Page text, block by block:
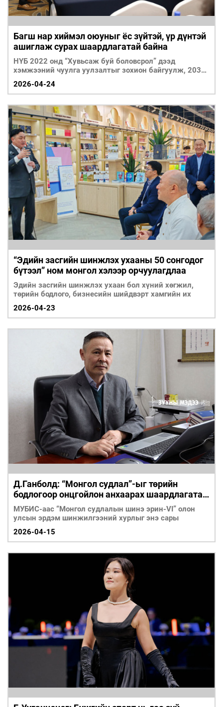
Багш нар хиймэл оюуныг ёс зүйтэй, үр дүнтэй
ашиглаж сурах шаардлагатай байна
НҮБ 2022 онд “Хувьсаж буй боловсрол” дээд
хэмжээний чуулга уулзалтыг зохион байгуулж, 2030
он х
2026-04-24
“Эдийн засгийн шинжлэх ухааны 50 сонгодог
бүтээл” ном монгол хэлээр орчуулагдлаа
Эдийн засгийн шинжлэх ухаан бол хүний хөгжил,
төрийн бодлого, бизнесийн шийдвэрт хамгийн их
2026-04-23
Д.Ганболд: “Монгол судлал”-ыг төрийн
бодлогоор онцгойлон анхаарах шаардлагатай
байна
МУБИС-аас “Монгол судлалын шинэ эрин-VI” олон
улсын эрдэм шинжилгээний хурлыг энэ сары
2026-04-15